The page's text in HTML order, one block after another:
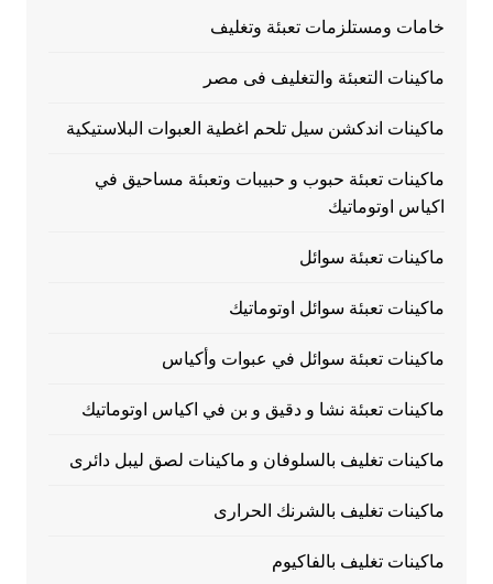
خامات ومستلزمات تعبئة وتغليف
ماكينات التعبئة والتغليف فى مصر
ماكينات اندكشن سيل تلحم اغطية العبوات البلاستيكية
ماكينات تعبئة حبوب و حبيبات وتعبئة مساحيق في
اكياس اوتوماتيك
ماكينات تعبئة سوائل
ماكينات تعبئة سوائل اوتوماتيك
ماكينات تعبئة سوائل في عبوات وأكياس
ماكينات تعبئة نشا و دقيق و بن في اكياس اوتوماتيك
ماكينات تغليف بالسلوفان و ماكينات لصق ليبل دائرى
ماكينات تغليف بالشرنك الحرارى
ماكينات تغليف بالفاكيوم